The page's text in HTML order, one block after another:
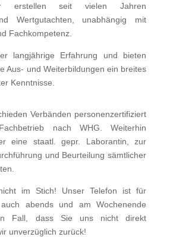
erstellen seit vielen Jahren
Wertgutachten, unabhängig mit
Fachkompetenz.
langjährige Erfahrung und bieten
Aus- und Weiterbildungen ein breites
Kenntnisse.
Verbänden personenzertifiziert
nach WHG. Weiterhin
eine staatl. gepr. Laborantin, zur
und Beurteilung sämtlicher
im Stich! Unser Telefon ist für
abends und am Wochenende
Fall, dass Sie uns nicht direkt
unverzüglich zurück!